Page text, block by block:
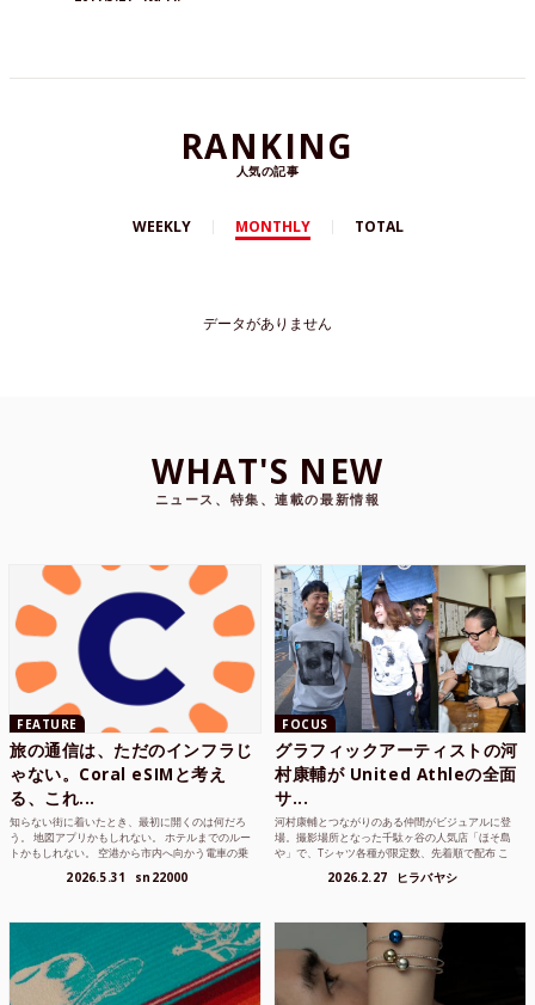
RANKING
人気の記事
WEEKLY MONTHLY TOTAL
データがありません
WHAT'S NEW
ニュース、特集、連載の最新情報
FEATURE
旅の通信は、ただのインフラじ
ゃない。Coral eSIMと考え
る、これ...
知らない街に着いたとき、最初に開くのは何だろ
う。 地図アプリかもしれない。 ホテルまでのルー
トかもしれない。 空港から市内へ向かう電車の乗
2026.5.31 sn22000
FOCUS
グラフィックアーティストの河
村康輔が United Athleの全面
サ...
河村康輔とつながりのある仲間がビジュアルに登
場。撮影場所となった千駄ヶ谷の人気店「ほそ島
や」で、Tシャツ各種が限定数、先着順で配布 こ
2026.2.27 ヒラバヤシ